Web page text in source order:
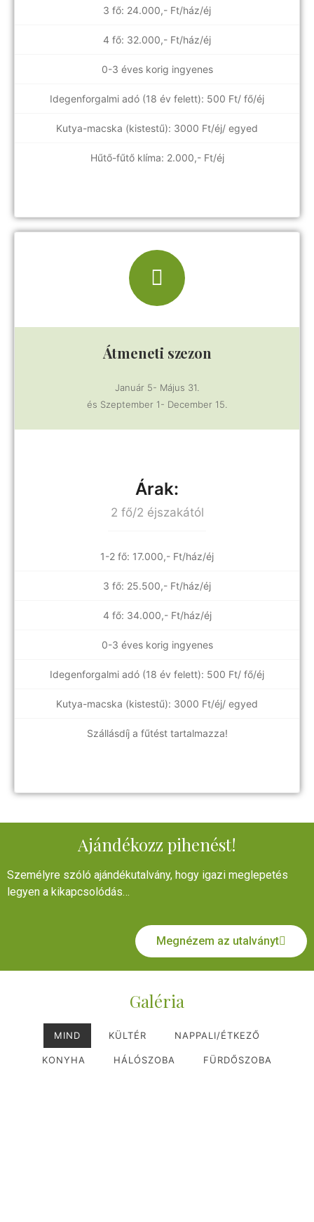
3 fő: 24.000,- Ft/ház/éj
4 fő: 32.000,- Ft/ház/éj
0-3 éves korig ingyenes
Idegenforgalmi adó (18 év felett): 500 Ft/ fő/éj
Kutya-macska (kistestű): 3000 Ft/éj/ egyed
Hűtő-fűtő klíma: 2.000,- Ft/éj
Átmeneti szezon
Január 5- Május 31.
és Szeptember 1- December 15.
Árak:
2 fő/2 éjszakától
1-2 fő: 17.000,- Ft/ház/éj
3 fő: 25.500,- Ft/ház/éj
4 fő: 34.000,- Ft/ház/éj
0-3 éves korig ingyenes
Idegenforgalmi adó (18 év felett): 500 Ft/ fő/éj
Kutya-macska (kistestű): 3000 Ft/éj/ egyed
Szállásdíj a fűtést tartalmazza!
Ajándékozz pihenést!
Személyre szóló ajándékutalvány, hogy igazi meglepetés
legyen a kikapcsolódás…
Megnézem az utalványt
Galéria
MIND KÜLTÉR NAPPALI/ÉTKEZŐ
KONYHA HÁLÓSZOBA FÜRDŐSZOBA